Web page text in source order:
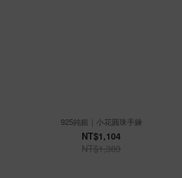
925純銀｜小花圓珠手鍊
NT$1,104
NT$1,380